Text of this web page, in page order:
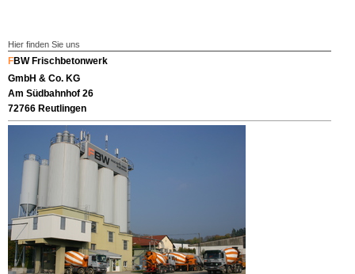
Hier finden Sie uns
FBW Frischbetonwerk
GmbH & Co. KG
Am Südbahnhof 26
72766 Reutlingen